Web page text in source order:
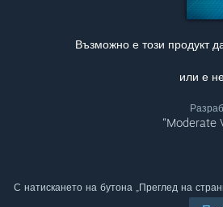
Възможно е този продукт
или е
“Moderate
С натискането на бутона „Преглед на